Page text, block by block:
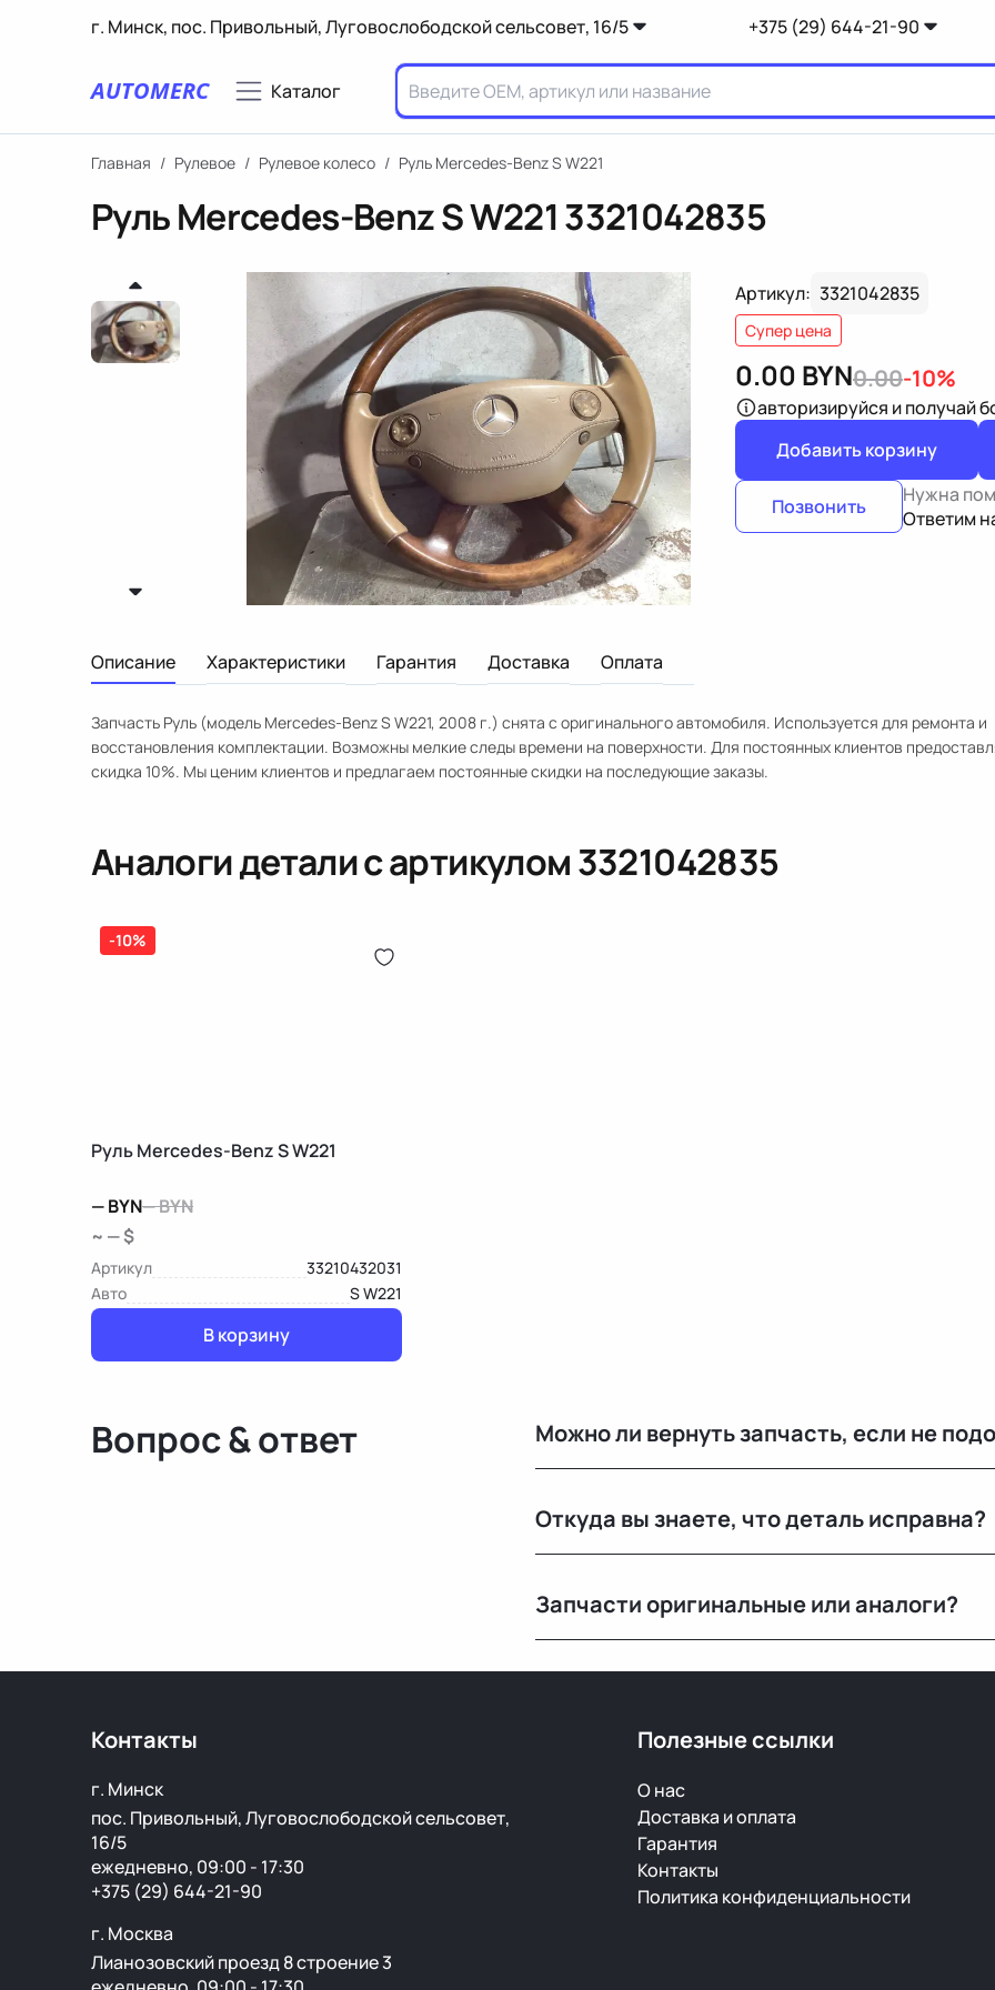
г. Минск, пос. Привольный, Луговослободской сельсовет, 16/5 +375 (29) 644-21-90
AUTOMERC Каталог
Главная / Рулевое / Рулевое колесо / Руль Mercedes-Benz S W221
Руль Mercedes-Benz S W2213321042835
Артикул: 3321042835
Супер цена
0.00 BYN0.00-10%
авторизируйся и получай
Добавить корзину
Позвонить
Нужна
Ответим
Описание Характеристики Гарантия Доставка Оплата
Запчасть Руль (модель Mercedes-Benz S W221, 2008 г.) снята с оригинального автомобиля. Используется для ремонта и
восстановления комплектации. Возможны мелкие следы времени на поверхности. Для постоянных клиентов
скидка 10%. Мы ценим клиентов и предлагаем постоянные скидки на последующие заказы.
Аналоги детали с артикулом3321042835
-10%
Руль Mercedes-Benz S W221
—BYN—BYN
~ — $
Артикул
33210432031
Авто
S W221
В корзину
Вопрос & ответ Можно ли вернуть запчасть, если не
Откуда вы знаете, что деталь исправна?
продажей.
Запчасти оригинальные или аналоги?
Контакты
г. Минск
пос. Привольный, Луговослободской сельсовет,
16/5
ежедневно, 09:00 - 17:30
+375 (29) 644-21-90
г. Москва
Лианозовский проезд 8 строение 3
Полезные ссылки
О нас
Доставка и оплата
Гарантия
Контакты
Политика конфиденциальности